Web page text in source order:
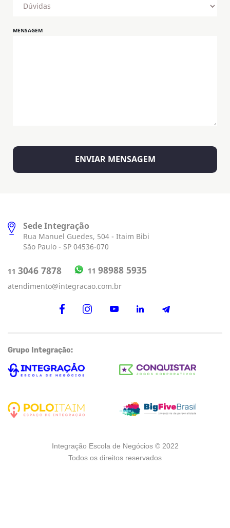
MENSAGEM
Sede Integração
Rua Manuel Guedes, 504 - Itaim Bibi
São Paulo - SP 04536-070
11 3046 7878 11 98988 5935
atendimento@integracao.com.br
Grupo Integração:
Integração Escola de Negócios © 2022
Todos os direitos reservados